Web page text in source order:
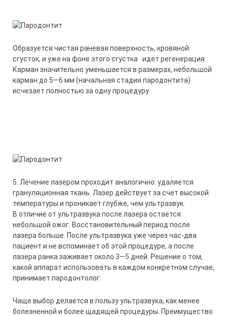
Образуется чистая раневая поверхность, кровяной
сгусток, и уже на фоне этого сгустка идет регенерация.
Карман значительно уменьшается в размерах, небольшой
карман до 5—6 мм (начальная стадия пародонтита)
исчезает полностью за одну процедуру.
5. Лечение лазером проходит аналогично: удаляется
грануляционная ткань. Лазер действует за счет высокой
температуры и проникает глубже, чем ультразвук.
В отличие от ультразвука после лазера остается
небольшой ожог. Восстановительный период после
лазера больше. После ультразвука уже через час-два
пациент и не вспоминает об этой процедуре, а после
лазера ранка заживает около 3—5 дней. Решение о том,
какой аппарат использовать в каждом конкретном случае,
принимает пародонтолог.
Чаще выбор делается в пользу ультразвука, как менее
болезненной и более щадящей процедуры. Преимущество